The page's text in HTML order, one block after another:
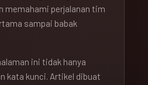
memahami perjalanan tim
sampai babak
ini tidak hanya
kata kunci. Artikel dibuat